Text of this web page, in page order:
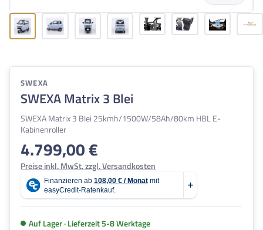
SWEXA
SWEXA Matrix 3 Blei
SWEXA Matrix 3 Blei 25kmh/1500W/58Ah/80km HBL E-
Kabinenroller
Regulärer Preis:
4.799,00 €
Preise inkl. MwSt. zzgl. Versandkosten
Auf Lager · Lieferzeit 5-8 Werktage